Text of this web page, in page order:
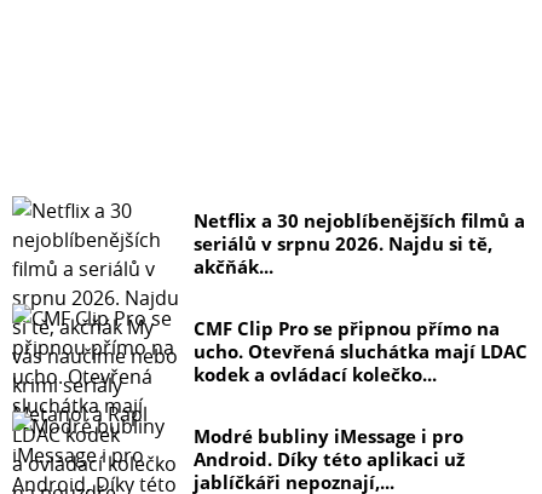
Netflix a 30 nejoblíbenějších filmů a
seriálů v srpnu 2026. Najdu si tě,
akčňák...
CMF Clip Pro se připnou přímo na
ucho. Otevřená sluchátka mají LDAC
kodek a ovládací kolečko...
Modré bubliny iMessage i pro
Android. Díky této aplikaci už
jablíčkáři nepoznají,...